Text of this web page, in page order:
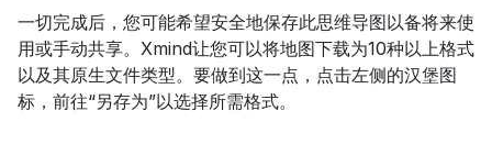
一切完成后，您可能希望安全地保存此思维导图以备将来使
用或手动共享。Xmind让您可以将地图下载为10种以上格式
以及其原生文件类型。要做到这一点，点击左侧的汉堡图
标，前往“另存为”以选择所需格式。